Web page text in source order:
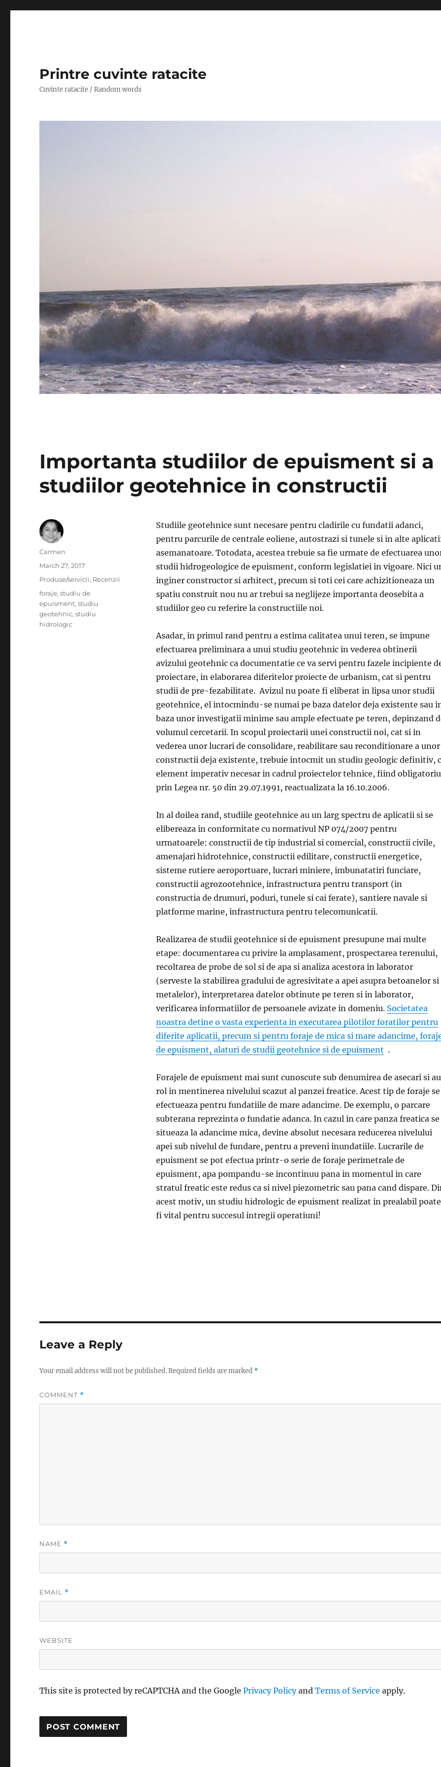
Printre cuvinte ratacite
Cuvinte ratacite / Random words
Importanta studiilor de epuisment si a
studiilor geotehnice in constructii
Studiile geotehnice sunt necesare pentru cladirile cu fundatii adanci,
pentru parcurile de centrale eoliene, autostrazi si tunele si in alte
asemanatoare. Totodata, acestea trebuie sa fie urmate de efectuarea
studii hidrogeologice de epuisment, conform legislatiei in vigoare. Nici
inginer constructor si arhitect, precum si toti cei care achizitioneaza un
spatiu construit nou nu ar trebui sa neglijeze importanta deosebita a
studiilor geo cu referire la constructiile noi.
Asadar, in primul rand pentru a estima calitatea unui teren, se impune
efectuarea preliminara a unui studiu geotehnic in vederea obtinerii
avizului geotehnic ca documentatie ce va servi pentru fazele incipiente
proiectare, in elaborarea diferitelor proiecte de urbanism, cat si pentru
studii de pre-fezabilitate. Avizul nu poate fi eliberat in lipsa unor studii
geotehnice, el intocmindu-se numai pe baza datelor deja existente sau
baza unor investigatii minime sau ample efectuate pe teren, depinzand
volumul cercetarii. In scopul proiectarii unei constructii noi, cat si in
vederea unor lucrari de consolidare, reabilitare sau reconditionare a unor
constructii deja existente, trebuie intocmit un studiu geologic definitiv,
element imperativ necesar in cadrul proiectelor tehnice, fiind obligatoriu
prin Legea nr. 50 din 29.07.1991, reactualizata la 16.10.2006.
In al doilea rand, studiile geotehnice au un larg spectru de aplicatii si se
elibereaza in conformitate cu normativul NP 074/2007 pentru
urmatoarele: constructii de tip industrial si comercial, constructii civile,
amenajari hidrotehnice, constructii edilitare, constructii energetice,
sisteme rutiere aeroportuare, lucrari miniere, imbunatatiri funciare,
constructii agrozootehnice, infrastructura pentru transport (in
constructia de drumuri, poduri, tunele si cai ferate), santiere navale si
platforme marine, infrastructura pentru telecomunicatii.
Realizarea de studii geotehnice si de epuisment presupune mai multe
etape: documentarea cu privire la amplasament, prospectarea terenului,
recoltarea de probe de sol si de apa si analiza acestora in laborator
(serveste la stabilirea gradului de agresivitate a apei asupra betoanelor si
metalelor), interpretarea datelor obtinute pe teren si in laborator,
verificarea informatiilor de persoanele avizate in domeniu. Societatea
noastra detine o vasta experienta in executarea pilotilor foratilor pentru
diferite aplicatii, precum si pentru foraje de mica si mare adancime,
de epuisment, alaturi de studii geotehnice si de epuisment .
Forajele de epuisment mai sunt cunoscute sub denumirea de asecari si au
rol in mentinerea nivelului scazut al panzei freatice. Acest tip de foraje se
efectueaza pentru fundatiile de mare adancime. De exemplu, o parcare
subterana reprezinta o fundatie adanca. In cazul in care panza freatica se
situeaza la adancime mica, devine absolut necesara reducerea nivelului
apei sub nivelul de fundare, pentru a preveni inundatiile. Lucrarile de
epuisment se pot efectua printr-o serie de foraje perimetrale de
epuisment, apa pompandu-se incontinuu pana in momentul in care
stratul freatic este redus ca si nivel piezometric sau pana cand dispare.
acest motiv, un studiu hidrologic de epuisment realizat in prealabil poate
fi vital pentru succesul intregii operatiuni!
Author
Carmen
Posted
on
March 27, 2017
Categories
Produse/servicii, Recenzii
Tags
foraje,studiu de
epuisment,studiu
geotehnic,studiu
hidrologic
Leave a Reply
Your email address will not be published.Required fields are marked *
COMMENT *
NAME *
EMAIL *
WEBSITE
This site is protected by reCAPTCHA and the GooglePrivacy PolicyandTerms of Service apply.